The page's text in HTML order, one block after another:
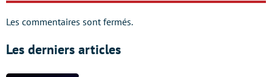
Les commentaires sont fermés.
Les derniers articles